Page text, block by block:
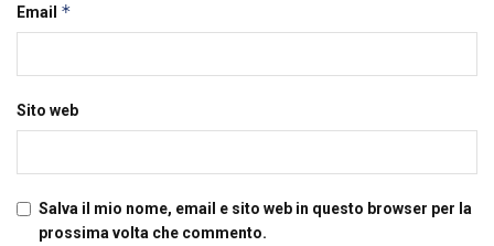
Email *
Sito web
Salva il mio nome, email e sito web in questo browser per la
prossima volta che commento.